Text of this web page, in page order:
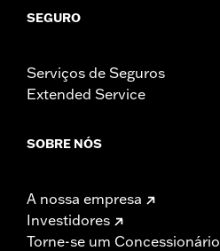
SEGURO
Serviços de Seguros
Extended Service
SOBRE NÓS
A nossa empresa
Investidores
Torne-se um Concessionário